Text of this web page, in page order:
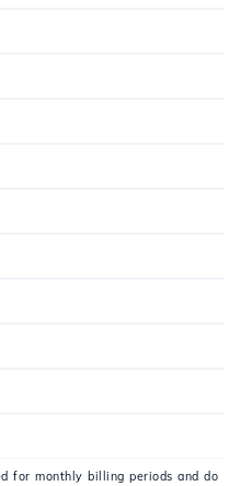
for monthly billing periods and do